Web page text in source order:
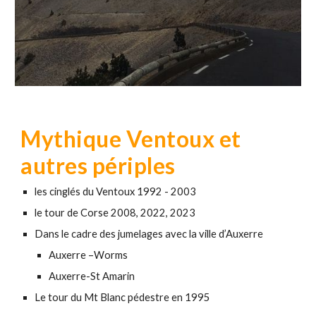
Mythique Ventoux et
autres périples
les cinglés du Ventoux 1992 - 2003
le tour de Corse 2008, 2022, 2023
Dans le cadre des jumelages avec la ville d’Auxerre
Auxerre –Worms
Auxerre-St Amarin
Le tour du Mt Blanc pédestre en 1995